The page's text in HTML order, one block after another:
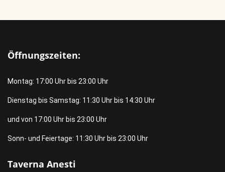
Öffnungszeiten:
Montag: 17:00 Uhr bis 23:00 Uhr
Dienstag bis Samstag: 11:30 Uhr bis 14:30 Uhr
und von 17:00 Uhr bis 23:00 Uhr
Sonn- und Feiertage: 11:30 Uhr bis 23:00 Uhr
Taverna Anesti